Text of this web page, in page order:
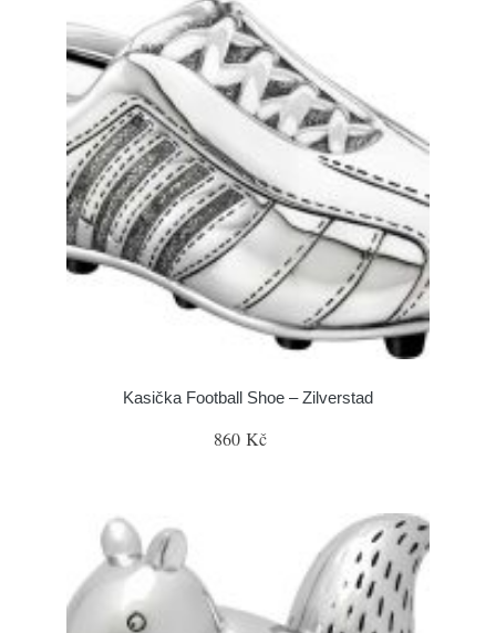
Kasička Football Shoe – Zilverstad
860 Kč